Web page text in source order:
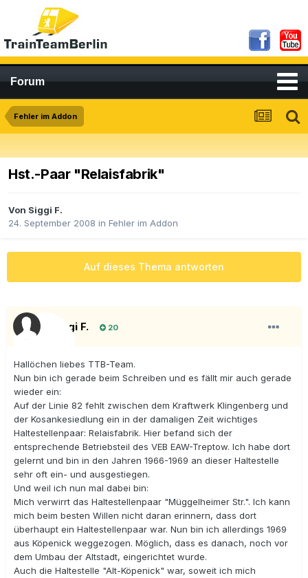
Forum
Fehler im Addon
Hst.-Paar "Relaisfabrik"
Von Siggi F.
24. September 2008 in Fehler im Addon
Auf dieses Thema antworten
Siggi F. 20
Hallöchen liebes TTB-Team.
Nun bin ich gerade beim Schreiben und es fällt mir auch gerade
wieder ein:
Auf der Linie 82 fehlt zwischen dem Kraftwerk Klingenberg und
der Kosankesiedlung ein in der damaligen Zeit wichtiges
Haltestellenpaar: Relaisfabrik. Hier befand sich der
entsprechende Betriebsteil des VEB EAW-Treptow. Ich habe dort
gelernt und bin in den Jahren 1966-1969 an dieser Haltestelle
sehr oft ein- und ausgestiegen.
Und weil ich nun mal dabei bin:
Mich verwirrt das Haltestellenpaar "Müggelheimer Str.". Ich kann
mich beim besten Willen nicht daran erinnern, dass dort
überhaupt ein Haltestellenpaar war. Nun bin ich allerdings 1969
aus Köpenick weggezogen. Möglich, dass es danach, noch vor
dem Umbau der Altstadt, eingerichtet wurde.
Auch die Haltestelle "Alt-Köpenick" war, soweit ich mich